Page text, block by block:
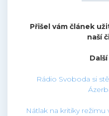
Přišel vám článek
naší
Rádio Svoboda si
Nátlak na kritiky režimu